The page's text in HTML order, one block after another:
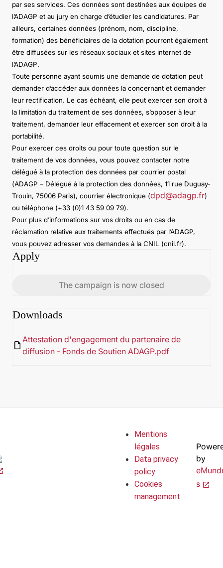
par ses services. Ces données sont destinées aux équipes de
l’ADAGP et au jury en charge d’étudier les candidatures. Par
ailleurs, certaines données (prénom, nom, discipline,
formation) des bénéficiaires de la dotation pourront également
être diffusées sur les réseaux sociaux et sites internet de
l’ADAGP.
Toute personne ayant soumis une demande de dotation peut
demander d’accéder aux données la concernant et demander
leur rectification. Le cas échéant, elle peut exercer son droit à
la limitation du traitement de ses données, s’opposer à leur
traitement, demander leur effacement et exercer son droit à la
portabilité.
Pour exercer ces droits ou pour toute question sur le
traitement de vos données, vous pouvez contacter notre
délégué à la protection des données par courrier postal
(ADAGP – Délégué à la protection des données, 11 rue Duguay-
Trouin, 75006 Paris), courrier électronique (dpd@adagp.fr)
ou téléphone (+33 (0)1 43 59 09 79).
Pour plus d’informations sur vos droits ou en cas de
réclamation relative aux traitements effectués par l’ADAGP,
vous pouvez adresser vos demandes à la CNIL (cnil.fr).
Apply
The campaign is now closed
Downloads
insert_drive_file Attestation d'engagement du partenaire de
diffusion - Fonds de Soutien ADAGP.pdf
Mentions
légales
Data privacy
policy
Cookies
management
by
s